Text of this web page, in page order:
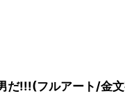
だ!!!(フルアート/金